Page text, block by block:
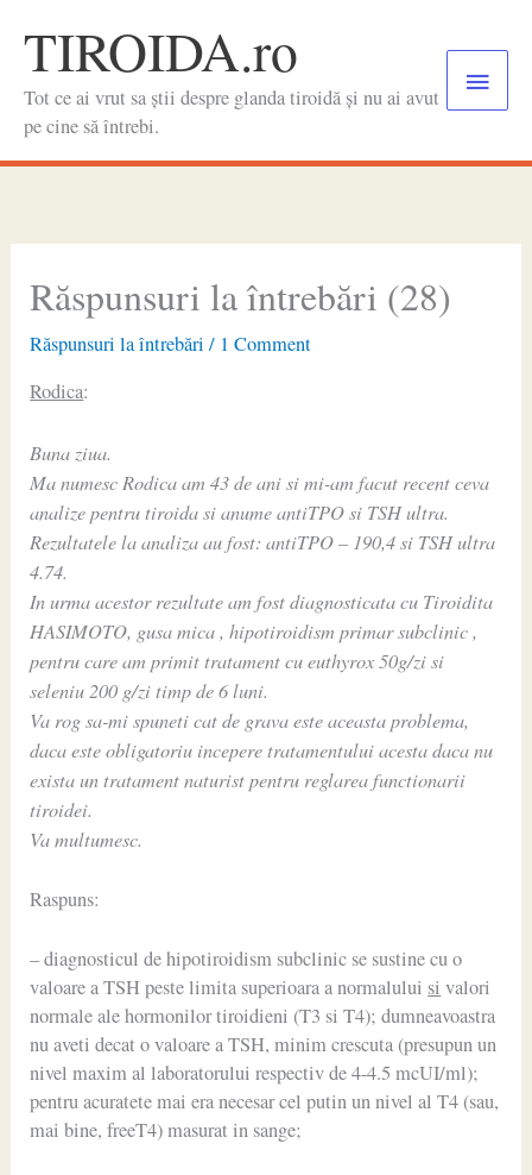
contentTIROIDA.ro
Tot ce ai vrut sa știi despre glanda tiroidă și nu ai avut
pe cine să întrebi.
Main
Răspunsuri la întrebări (28)
Răspunsuri la întrebări / 1 Comment
Rodica:
Buna ziua.
Ma numesc Rodica am 43 de ani si mi-am facut recent ceva
analize pentru tiroida si anume antiTPO si TSH ultra.
Rezultatele la analiza au fost: antiTPO – 190,4 si TSH ultra
4.74.
In urma acestor rezultate am fost diagnosticata cu Tiroidita
HASIMOTO, gusa mica , hipotiroidism primar subclinic ,
pentru care am primit tratament cu euthyrox 50g/zi si
seleniu 200 g/zi timp de 6 luni.
Va rog sa-mi spuneti cat de grava este aceasta problema,
daca este obligatoriu incepere tratamentului acesta daca nu
exista un tratament naturist pentru reglarea functionarii
tiroidei.
Va multumesc.
Raspuns:
– diagnosticul de hipotiroidism subclinic se sustine cu o
valoare a TSH peste limita superioara a normalului si valori
normale ale hormonilor tiroidieni (T3 si T4); dumneavoastra
nu aveti decat o valoare a TSH, minim crescuta (presupun un
nivel maxim al laboratorului respectiv de 4-4.5 mcUI/ml);
pentru acuratete mai era necesar cel putin un nivel al T4 (sau,
mai bine, freeT4) masurat in sange;